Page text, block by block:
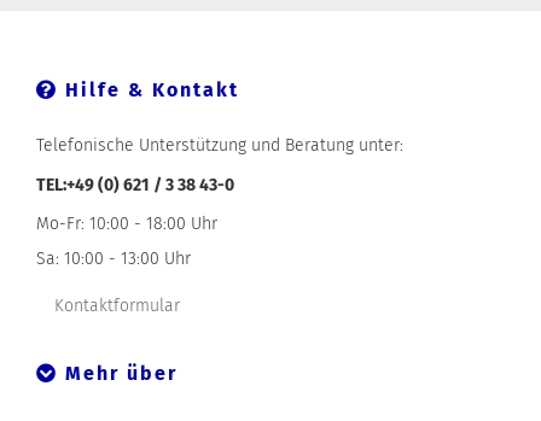
Hilfe & Kontakt
Telefonische Unterstützung und Beratung unter:
TEL:+49 (0) 621 / 3 38 43-0
Mo-Fr: 10:00 - 18:00 Uhr
Sa: 10:00 - 13:00 Uhr
Kontaktformular
Mehr über